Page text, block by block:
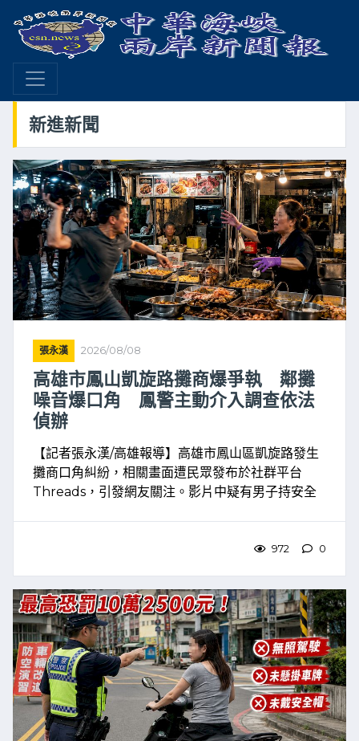
新進新聞
張永漢 2026/08/08
高雄市鳳山凱旋路攤商爆爭執 鄰攤
噪音爆口角 鳳警主動介入調查依法
偵辦
【記者張永漢/高雄報導】高雄市鳳山區凱旋路發生
攤商口角糾紛，相關畫面遭民眾發布於社群平台
Threads，引發網友關注。影片中疑有男子持安全
972 0